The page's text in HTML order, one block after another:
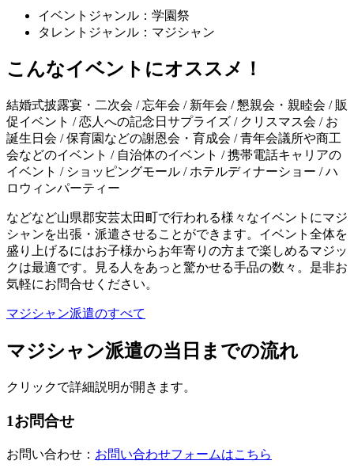
イベントジャンル：学園祭
タレントジャンル：マジシャン
こんなイベントにオススメ！
結婚式披露宴・二次会 / 忘年会 / 新年会 / 懇親会・親睦会 / 販
促イベント / 恋人への記念日サプライズ / クリスマス会 / お
誕生日会 / 保育園などの謝恩会・育成会 / 青年会議所や商工
会などのイベント / 自治体のイベント / 携帯電話キャリアの
イベント / ショッピングモール / ホテルディナーショー / ハ
ロウィンパーティー
などなど山県郡安芸太田町で行われる様々なイベントにマジ
シャンを出張・派遣させることができます。イベント全体を
盛り上げるにはお子様からお年寄りの方まで楽しめるマジッ
クは最適です。見る人をあっと驚かせる手品の数々。是非お
気軽にお問合せください。
マジシャン派遣のすべて
マジシャン派遣の当日までの流れ
クリックで詳細説明が開きます。
1お問合せ
お問い合わせ： お問い合わせフォームはこちら